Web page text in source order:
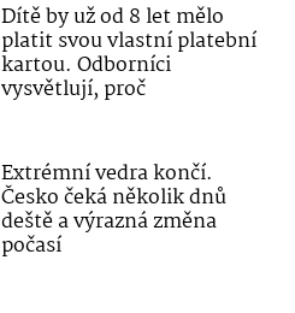
Dítě by už od 8 let mělo
platit svou vlastní platební
kartou. Odborníci
vysvětlují, proč
Extrémní vedra končí.
Česko čeká několik dnů
deště a výrazná změna
počasí